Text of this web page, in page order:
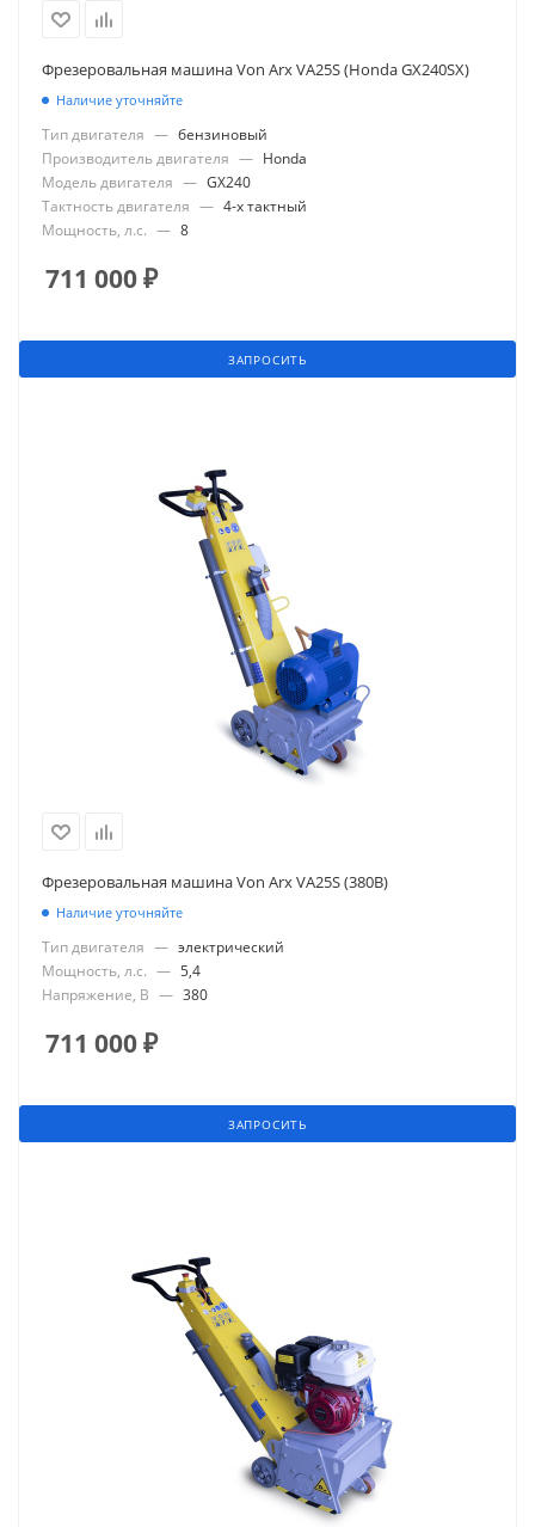
Фрезеровальная машина Von Arx VA25S (Honda GX240SX)
Наличие уточняйте
Тип двигателя — бензиновый
Производитель двигателя — Honda
Модель двигателя — GX240
Тактность двигателя — 4-х тактный
Мощность, л.с. — 8
711 000₽
ЗАПРОСИТЬ
Фрезеровальная машина Von Arx VA25S (380В)
Наличие уточняйте
Тип двигателя — электрический
Мощность, л.с. — 5,4
Напряжение, В — 380
711 000₽
ЗАПРОСИТЬ